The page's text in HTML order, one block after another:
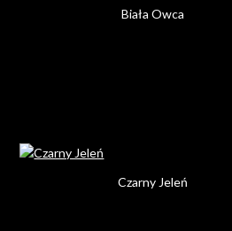
Biała Owca
Czarny Jeleń